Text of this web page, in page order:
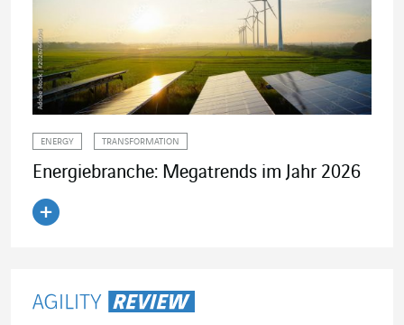
ENERGY TRANSFORMATION
Energiebranche: Megatrends im Jahr 2026